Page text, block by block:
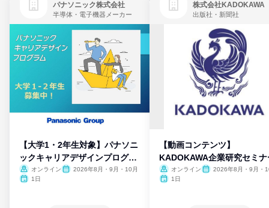
パナソニック株式会社
半導体・電子機器メーカー
【大学1・2年生対象】パナソニ
ックキャリアデザインプログラ
ム
オンライン
2026年8月・9月・10月
1日
株式会社KADOKAWA
出版社・新聞社
【動画コンテンツ】
KADOKAWA企業研究セミナ
オンライン
2026年8月・9月・
1日